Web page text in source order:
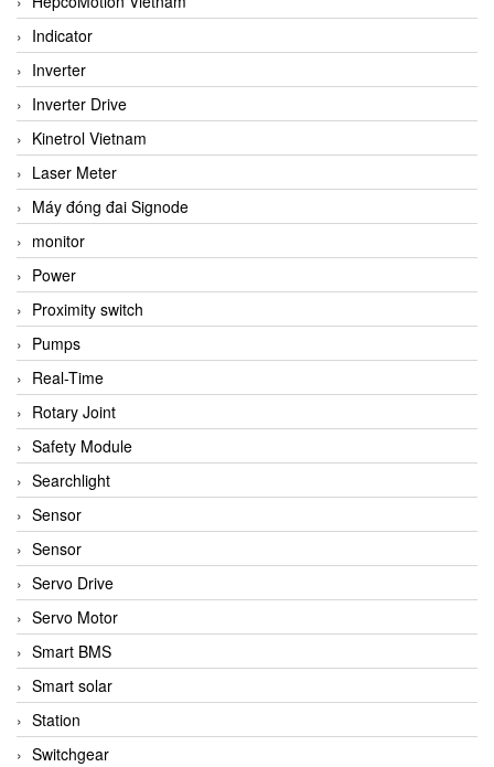
Indicator
Inverter
Inverter Drive
Kinetrol Vietnam
Laser Meter
Máy đóng đai Signode
monitor
Power
Proximity switch
Pumps
Real-Time
Rotary Joint
Safety Module
Searchlight
Sensor
Sensor
Servo Drive
Servo Motor
Smart BMS
Smart solar
Station
Switchgear